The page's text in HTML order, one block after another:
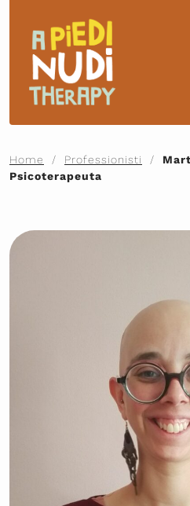
Home / Professionisti /
Psicoterapeuta